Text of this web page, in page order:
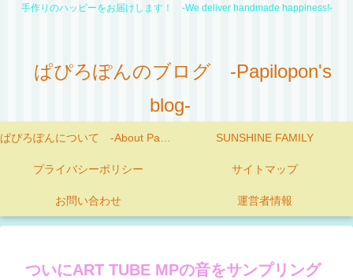
手作りのハッピーをお届けします！ -We deliver handmade happiness!-
ぱぴろぽんのブログ -Papilopon's
blog-
SUNSHINE FAMILY
プライバシーポリシー サイトマップ
お問い合わせ 運営者情報
ついにART TUBE MPの音をサンプリング